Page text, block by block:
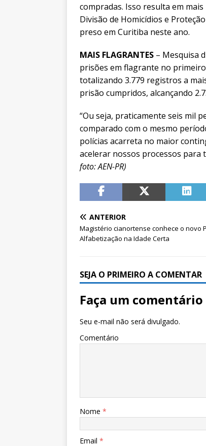
compradas. Isso resulta em
Divisão de Homicídios e
preso em Curitiba neste ano.
MAIS FLAGRANTES – Mesquisa
prisões em flagrante no
totalizando 3.779 registros a
prisão cumpridos, alcançando
“Ou seja, praticamente seis mil
comparado com o mesmo
polícias acarreta no maior
acelerar nossos processos para
foto: AEN-PR)
ANTERIOR
Magistério cianortense conhece o novo
Alfabetização na Idade Certa
SEJA O PRIMEIRO A COMENTAR
Faça um comentário
Seu e-mail não será divulgado.
Comentário
Nome *
Email *